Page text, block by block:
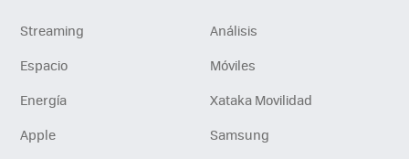
Streaming
Análisis
Espacio
Móviles
Energía
Xataka Movilidad
Apple
Samsung